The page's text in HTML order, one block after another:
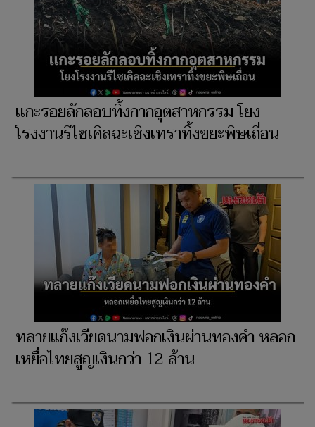
เเกะรอยลักลอบทิ้งกากอุตสาหกรรม โยง
โรงงานรีไซเคิลฉะเชิงเทราทิ้งขยะพิษเถื่อน
ทลายแก๊งเวียดนามฟอกเงินผ่านทองคำ หลอก
เหยื่อไทยสูญเงินกว่า 12 ล้าน